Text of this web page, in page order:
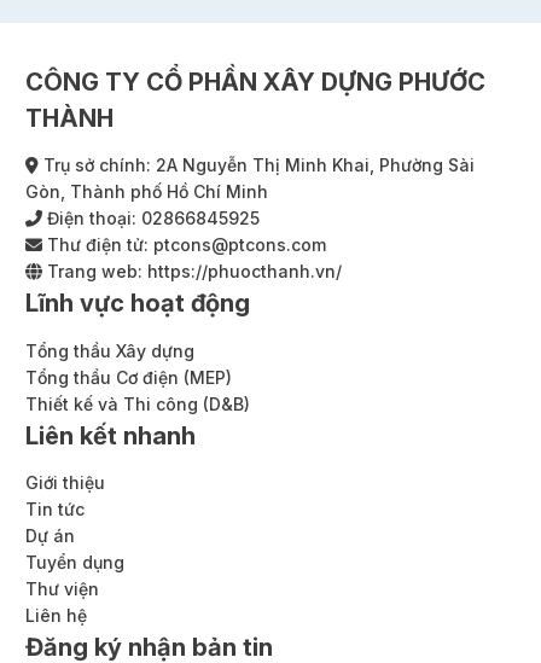
CÔNG TY CỔ PHẦN XÂY DỰNG PHƯỚC
THÀNH
Trụ sở chính: 2A Nguyễn Thị Minh Khai, Phường Sài
Gòn, Thành phố Hồ Chí Minh
Điện thoại: 02866845925
Thư điện tử: ptcons@ptcons.com
Trang web: https://phuocthanh.vn/
Lĩnh vực hoạt động
Tổng thầu Xây dựng
Tổng thầu Cơ điện (MEP)
Thiết kế và Thi công (D&B)
Liên kết nhanh
Giới thiệu
Tin tức
Dự án
Tuyển dụng
Thư viện
Liên hệ
Đăng ký nhận bản tin